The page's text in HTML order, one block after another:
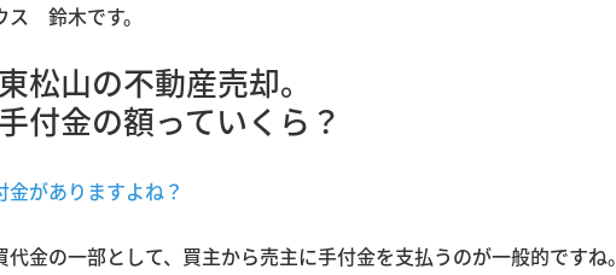
ス 鈴木です。
松山の不動産売却。
付金の額っていくら？
がありますよね？
金の一部として、買主から売主に手付金を支払うのが一般的ですね。